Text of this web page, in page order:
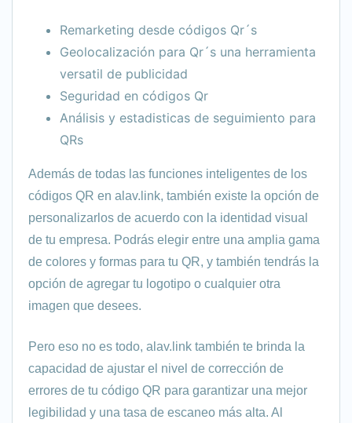
Remarketing desde códigos Qr´s
Geolocalización para Qr´s una herramienta
versatil de publicidad
Seguridad en códigos Qr
Análisis y estadisticas de seguimiento para
QRs
Además de todas las funciones inteligentes de los
códigos QR en alav.link, también existe la opción de
personalizarlos de acuerdo con la identidad visual
de tu empresa. Podrás elegir entre una amplia gama
de colores y formas para tu QR, y también tendrás la
opción de agregar tu logotipo o cualquier otra
imagen que desees.
Pero eso no es todo, alav.link también te brinda la
capacidad de ajustar el nivel de corrección de
errores de tu código QR para garantizar una mejor
legibilidad y una tasa de escaneo más alta. Al